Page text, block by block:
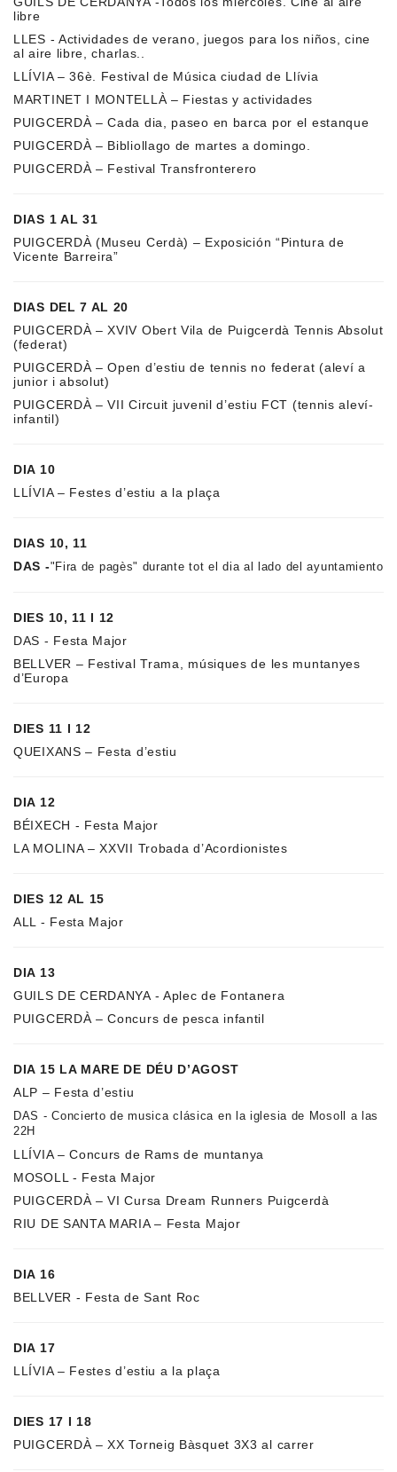
libre
LLES - Actividades de verano, juegos para los niños, cine
al aire libre, charlas..
LLÍVIA – 36è. Festival de Música ciudad de Llívia
MARTINET I MONTELLÀ – Fiestas y actividades
PUIGCERDÀ – Cada dia, paseo en barca por el estanque
PUIGCERDÀ – Bibliollago de martes a domingo.
PUIGCERDÀ – Festival Transfronterero
DIAS 1 AL 31
PUIGCERDÀ (Museu Cerdà) – Exposición “Pintura de
Vicente Barreira”
DIAS DEL 7 AL 20
PUIGCERDÀ – XVIV Obert Vila de Puigcerdà Tennis Absolut
(federat)
PUIGCERDÀ – Open d’estiu de tennis no federat (aleví a
junior i absolut)
PUIGCERDÀ – VII Circuit juvenil d’estiu FCT (tennis aleví-
infantil)
DIA 10
LLÍVIA – Festes d’estiu a la plaça
DIAS 10, 11
DAS -"Fira de pagès" durante tot el dia al lado del ayuntamiento
DIES 10, 11 I 12
DAS - Festa Major
BELLVER – Festival Trama, músiques de les muntanyes
d’Europa
DIES 11 I 12
QUEIXANS – Festa d’estiu
DIA 12
BÉIXECH - Festa Major
LA MOLINA – XXVII Trobada d’Acordionistes
DIES 12 AL 15
ALL - Festa Major
DIA 13
GUILS DE CERDANYA - Aplec de Fontanera
PUIGCERDÀ – Concurs de pesca infantil
DIA 15 LA MARE DE DÉU D’AGOST
ALP – Festa d’estiu
DAS - Concierto de musica clásica en la iglesia de Mosoll a las
22H
LLÍVIA – Concurs de Rams de muntanya
MOSOLL - Festa Major
PUIGCERDÀ – VI Cursa Dream Runners Puigcerdà
RIU DE SANTA MARIA – Festa Major
DIA 16
BELLVER - Festa de Sant Roc
DIA 17
LLÍVIA – Festes d’estiu a la plaça
DIES 17 I 18
PUIGCERDÀ – XX Torneig Bàsquet 3X3 al carrer